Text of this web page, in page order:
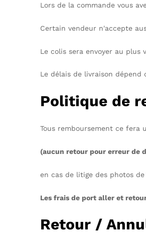
Lors de la commande vous
Certain vendeur n'accepte
Le colis sera envoyer au plus
Le délais de livraison
Politique de
Tous remboursement ce fera
(aucun retour pour erreur de
en cas de litige des photos
Les frais de port aller et
Retour /